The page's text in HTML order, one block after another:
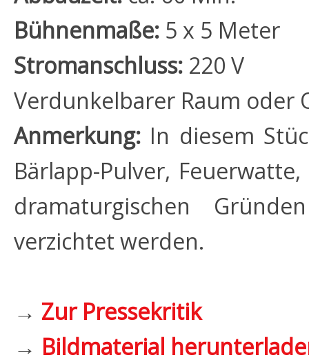
Bühnenmaße:5 x 5 Meter
Stromanschluss:220 V
Verdunkelbarer Raum oder
Anmerkung: In diesem
Bärlapp-Pulver,
dramaturgischen
verzichtet werden.
→ Zur Pressekritik
→ Bildmaterial